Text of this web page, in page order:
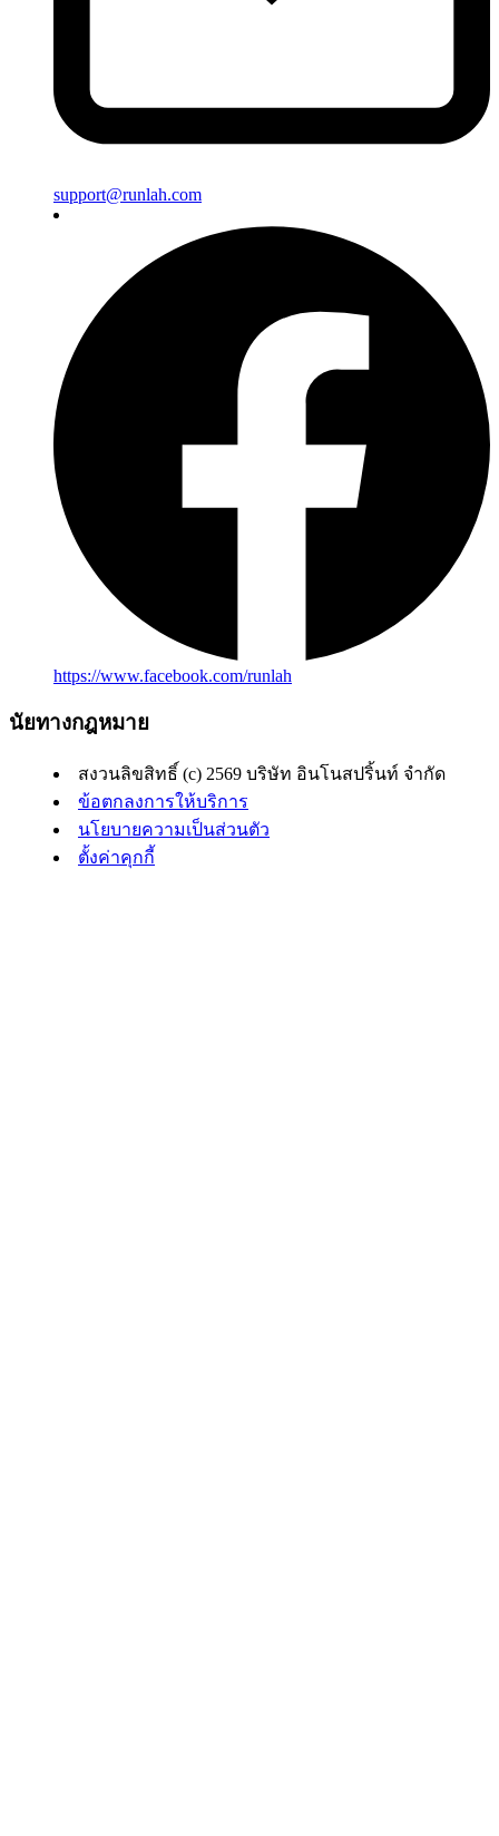
support@runlah.com
https://www.facebook.com/runlah
นัยทางกฎหมาย
สงวนลิขสิทธิ์ (c) 2569 บริษัท อินโนสปริ้นท์ จำกัด
ข้อตกลงการให้บริการ
นโยบายความเป็นส่วนตัว
ตั้งค่าคุกกี้